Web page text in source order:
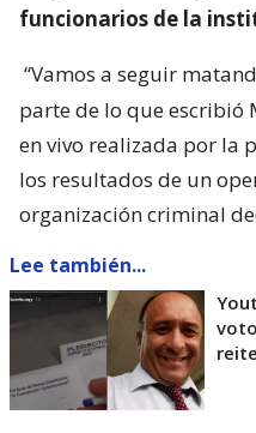
funcionarios de la
“Vamos a seguir
parte de lo que escribió
en vivo realizada por la
los resultados de un
organización criminal
Lee también...